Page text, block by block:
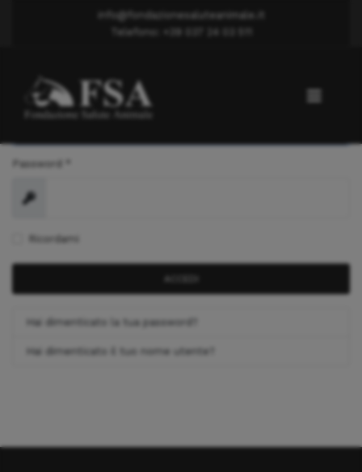
info@fondazionesaluteanimale.it
Telefono: +39 037 24 03 511
Nome utente *
Password
Mostra
Ricordami
Hai dimenticato la tua password?
Hai dimenticato il tuo nome utente?